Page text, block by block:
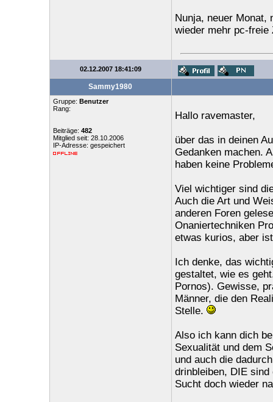
Nunja, neuer Monat,
wieder mehr pc-freie
02.12.2007 18:41:09
Sammy1980
Gruppe: Benutzer
Rang:
Beiträge: 482
Mitglied seit: 28.10.2006
IP-Adresse: gespeichert
Hallo ravemaster,
über das in deinen
Gedanken machen.
haben keine
Viel wichtiger sind
Auch die Art und
anderen Foren
Onaniertechniken
etwas kurios, aber
Ich denke, das
gestaltet, wie es
Pornos). Gewisse,
Männer, die den
Stelle.
Also ich kann dich
Sexualität und dem
und auch die
drinbleiben, DIE
Sucht doch wieder